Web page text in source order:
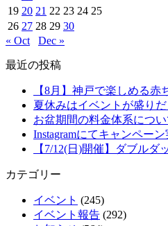
19 20 21 22 23 24 25
26 27 28 29 30
« Oct
Dec »
最近の投稿
【8月】神戸で楽しめる赤
夏休みはイベントが盛りだ
お盆期間の料金体系につ
Instagramにてキャンペーン
【7/12(日)開催】ダブルダ
カテゴリー
イベント (245)
イベント報告 (292)